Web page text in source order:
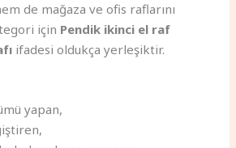
de mağaza ve ofis raflarını
için Pendik ikinci el raf
ifadesi oldukça yerleşiktir.
yapan,